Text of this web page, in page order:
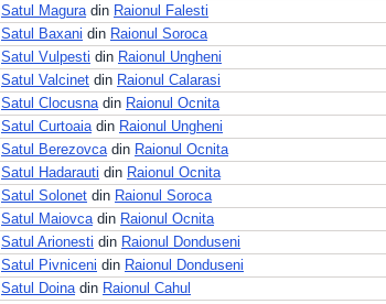
Satul Maguradin Raionul Falesti
Satul Baxani din Raionul Soroca
Satul Vulpesti din Raionul Ungheni
Satul Valcinet din Raionul Calarasi
Satul Clocusnadin Raionul Ocnita
Satul Curtoaiadin Raionul Ungheni
Satul Berezovcadin Raionul Ocnita
Satul Hadarauti din Raionul Ocnita
Satul Solonet din Raionul Soroca
Satul Maiovcadin Raionul Ocnita
Satul Arionesti din Raionul Donduseni
Satul Pivniceni din Raionul Donduseni
Satul Doinadin Raionul Cahul